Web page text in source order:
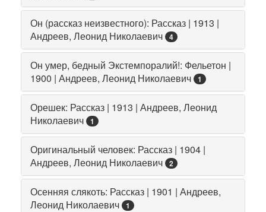
Он (рассказ неизвестного): Рассказ | 1913 |
Андреев, Леонид Николаевич
4
Он умер, бедный Экстемпоралий!: Фельетон |
1900 | Андреев, Леонид Николаевич
1
Орешек: Рассказ | 1913 | Андреев, Леонид
Николаевич
1
Оригинальный человек: Рассказ | 1904 |
Андреев, Леонид Николаевич
2
Осенняя слякоть: Рассказ | 1901 | Андреев,
Леонид Николаевич
1